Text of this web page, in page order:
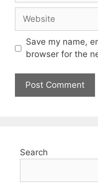
a
s
t
Save my name,
browser for the
Search